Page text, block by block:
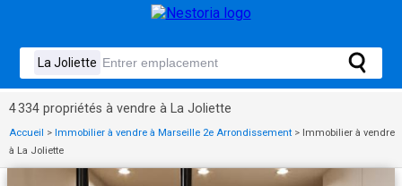
4 334 propriétés à vendre à La Joliette
Accueil > Immobilier à vendre à Marseille 2e Arrondissement > Immobilier à vendre
à La Joliette